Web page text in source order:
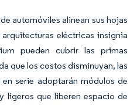
automóviles alinean sus hojas
eléctricas insignia
pueden cubrir las primas
que los costos disminuyan, las
serie adoptarán módulos de
ligeros que liberen espacio de